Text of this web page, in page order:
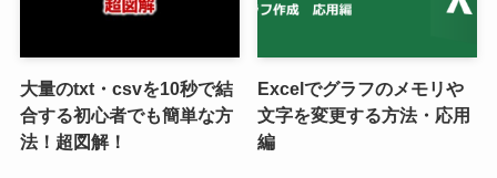
大量のtxt・csvを10秒で結
合する初心者でも簡単な方
法！超図解！
Excelでグラフのメモリや
文字を変更する方法・応用
編